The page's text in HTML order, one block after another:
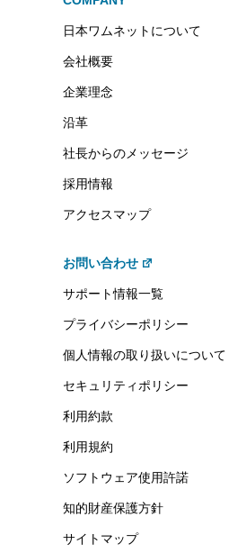
日本ワムネットについて
会社概要
企業理念
沿革
社長からのメッセージ
採用情報
アクセスマップ
お問い合わせ
サポート情報一覧
プライバシーポリシー
個人情報の取り扱いについて
セキュリティポリシー
利用約款
利用規約
ソフトウェア使用許諾
知的財産保護方針
サイトマップ